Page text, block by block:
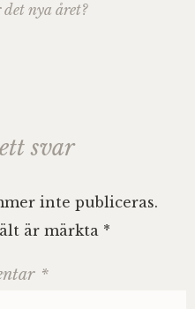
nya året?
svar
inte publiceras.
är märkta *
*